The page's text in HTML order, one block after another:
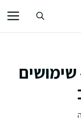
שימושים